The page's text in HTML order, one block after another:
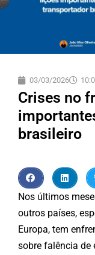
03/03/2026
Crises no
brasileiro
Nos últimos
outros países,
Europa, tem
sobre falência de